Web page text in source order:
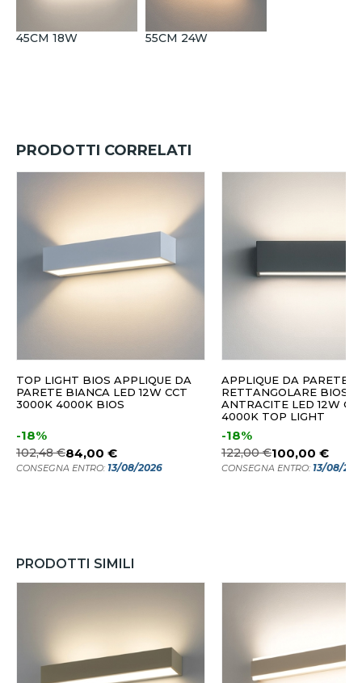
45CM 18W 55CM 24W
PRODOTTI CORRELATI
TOP LIGHT BIOS APPLIQUE DA
PARETE BIANCA LED 12W CCT
3000K 4000K BIOS
-18%
102,48 €84,00 €
CONSEGNA ENTRO: 13/08/2026
APPLIQUE DA PARETE
RETTANGOLARE BIOS
ANTRACITE LED 12W
4000K TOP LIGHT
-18%
122,00 €100,00 €
CONSEGNA ENTRO: 13/08/
PRODOTTI SIMILI